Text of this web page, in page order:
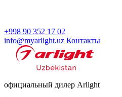
+998 90 352 17 02
info@myarlight.uz Контакты
официальный дилер Arlight